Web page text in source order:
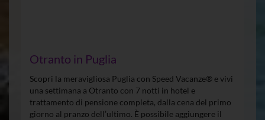
Otranto in Puglia
Scopri la meravigliosa Puglia con Speed Vacanze® e vivi
una settimana a Otranto con 7 notti in hotel e
trattamento di pensione completa, dalla cena del primo
giorno al pranzo dell’ultimo. È possibile aggiungere il